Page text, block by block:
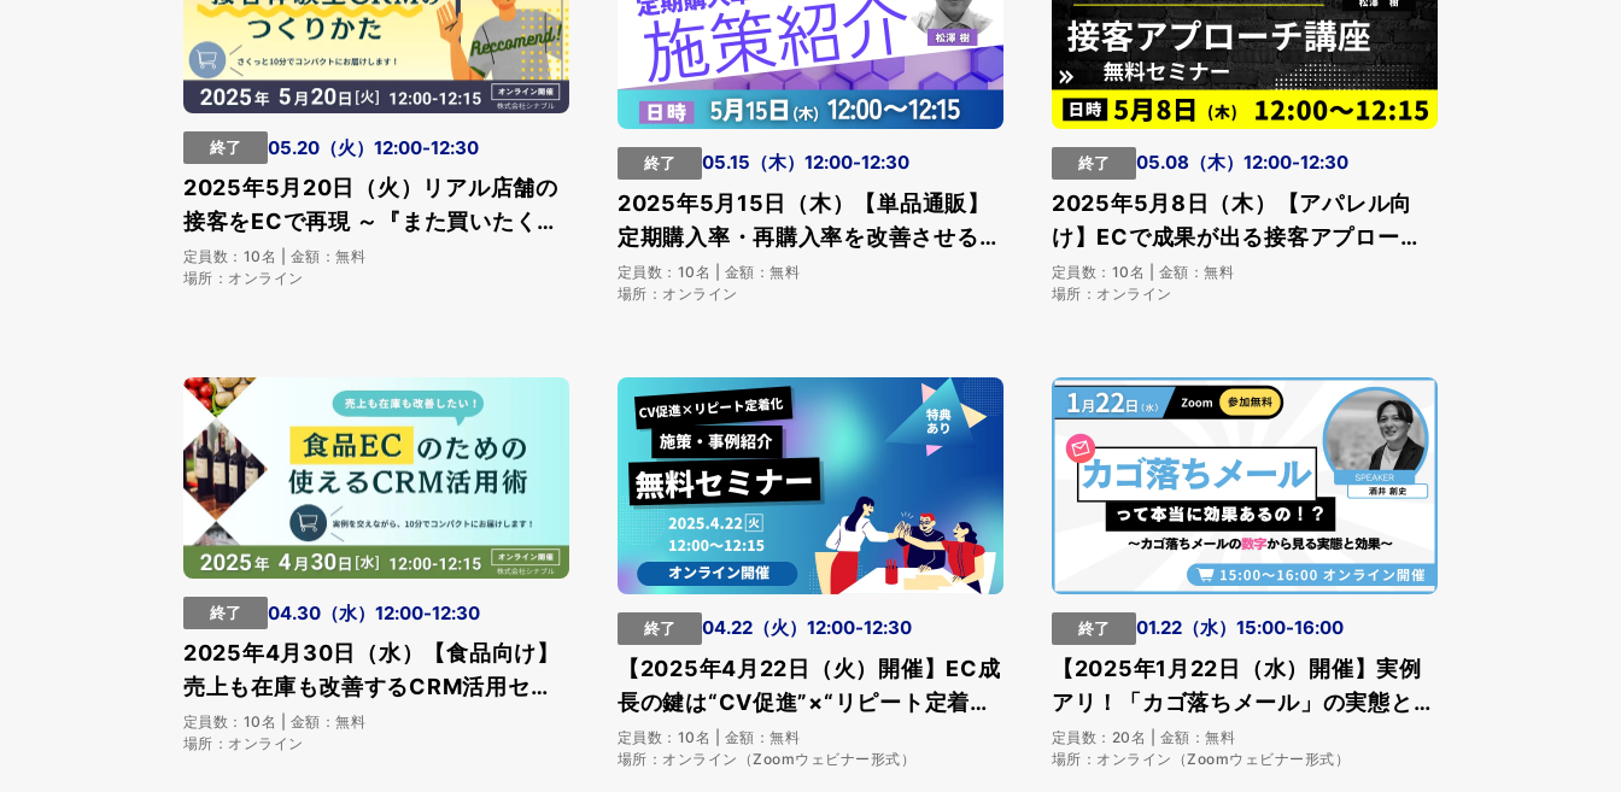
終了 05.20（火）12:00-12:30
2025年5月20日（火）リアル店舗の
接客をECで再現 ～『また買いたくな
る』を生み出す 接客体験型CRMのつ
くりかた
定員数：10名 | 金額：無料
場所：オンライン
終了 05.15（木）12:00-12:30
2025年5月15日（木）【単品通販】
定期購入率・再購入率を改善させる施
策紹介
定員数：10名 | 金額：無料
場所：オンライン
終了 05.08（木）12:00-12:30
2025年5月8日（木）【アパレル向
け】ECで成果が出る接客アプローチ
講座
定員数：10名 | 金額：無料
場所：オンライン
終了 04.30（水）12:00-12:30
2025年4月30日（水）【食品向け】
売上も在庫も改善するCRM活用セミ
ナー
定員数：10名 | 金額：無料
場所：オンライン
終了 04.22（火）12:00-12:30
【2025年4月22日（火）開催】EC成
長の鍵は“CV促進”×“リピート定着
化”！優良顧客を育てる施策・事例紹
介セミナー
定員数：10名 | 金額：無料
場所：オンライン（Zoomウェビナー形式）
終了 01.22（水）15:00-16:00
【2025年1月22日（水）開催】実例
アリ！「カゴ落ちメール」の実態と効
果について学べるセミナーを開催しま
す
定員数：20名 | 金額：無料
場所：オンライン（Zoomウェビナー形式）